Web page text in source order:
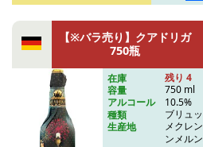
【※バラ売り】クアドリガ
750瓶
在庫
残り 4
容量
750 ml
アルコール
10.5%
種類
ブリュ
生産地
メクレ
ンメル